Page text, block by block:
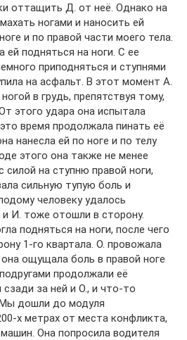
оттащить Д. от неё. Однако на
ногами и наносить ей
и по правой части моего тела.
ей подняться на ноги. С ее
приподняться и ступнями
на асфальт. В этот момент А.
в грудь, препятствуя тому,
этого удара она испытала
время продолжала пинать её
нанесла ей по ноге и по телу
этого она также не менее
силой на ступню правой ноги,
сильную тупую боль и
человеку удалось
И. тоже отошли в сторону.
подняться на ноги, после чего
1-го квартала. О. провожала
ощущала боль в правой ноге
продолжали её
за ней и О., и что-то
дошли до модуля
х метрах от места конфликта,
Она попросила водителя